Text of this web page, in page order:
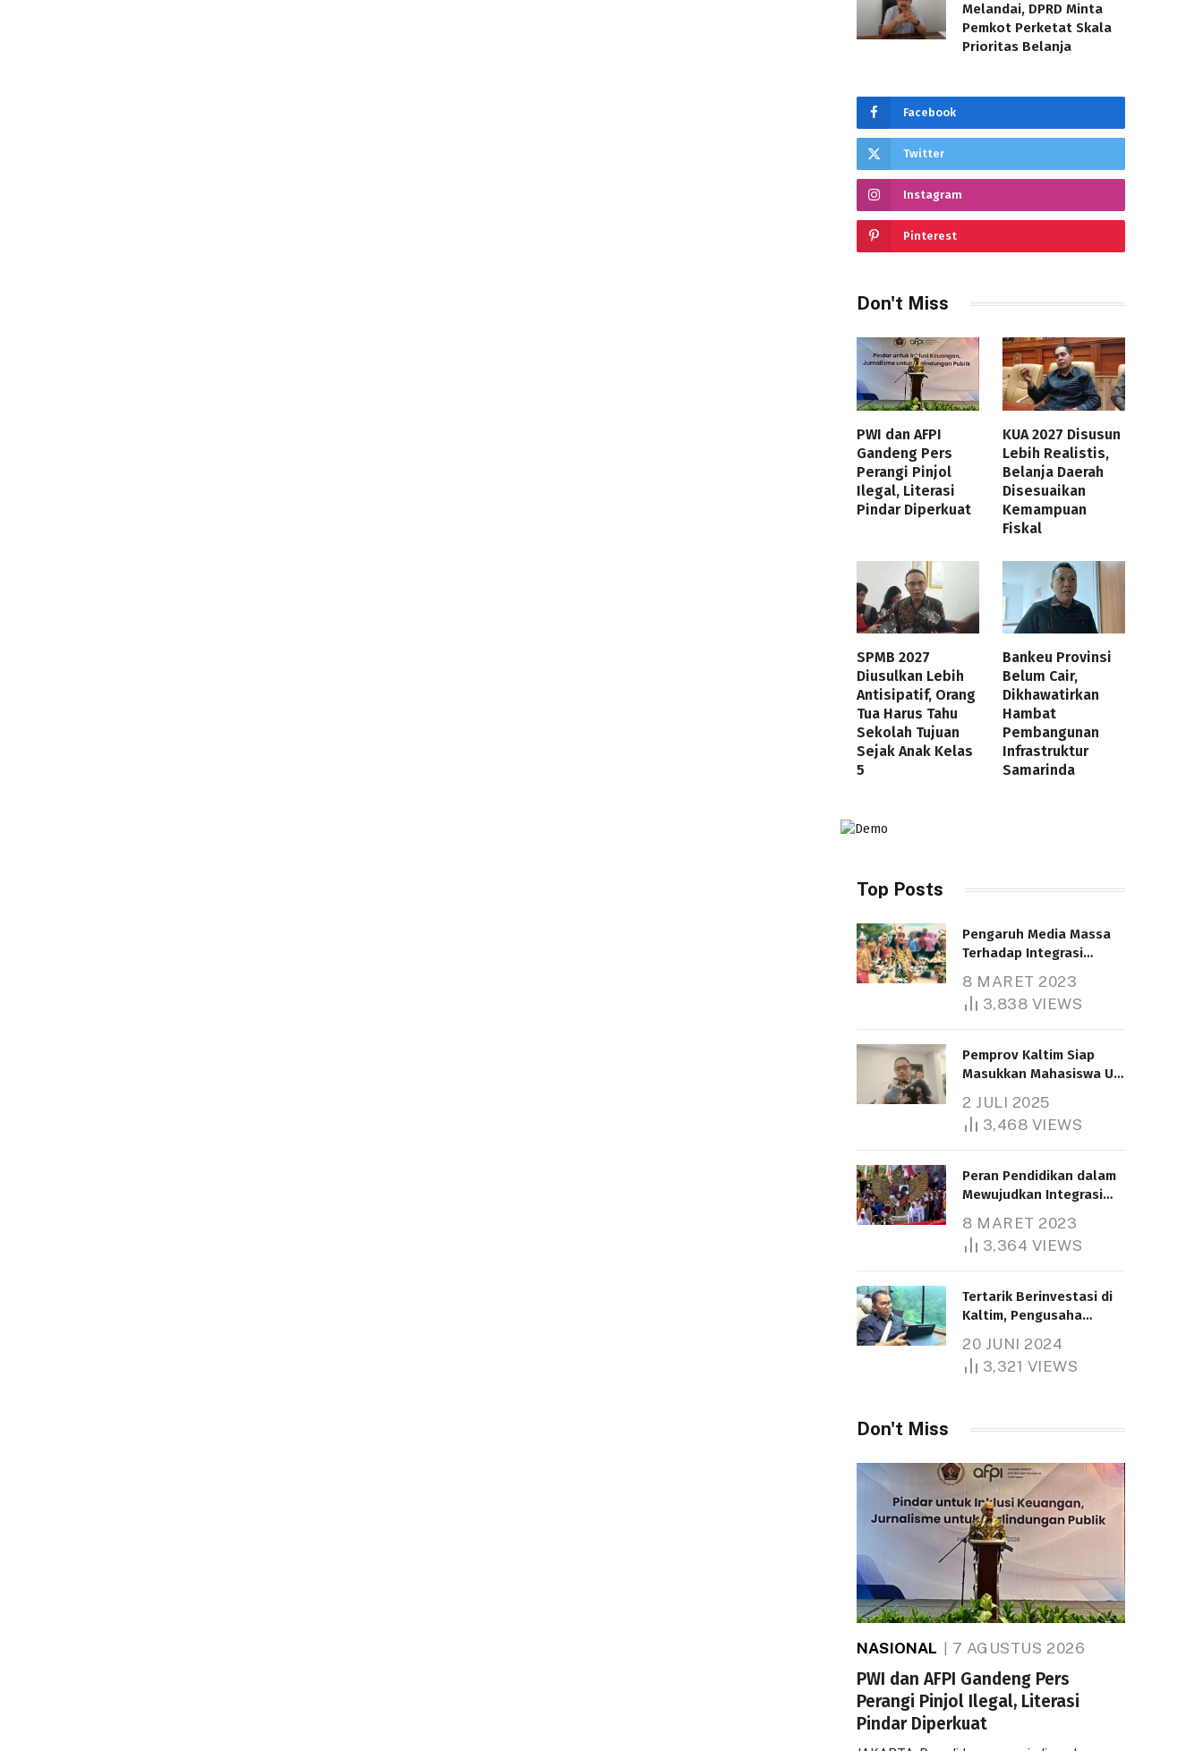
Melandai, DPRD Minta
Pemkot Perketat Skala
Prioritas Belanja
Facebook
Twitter
Instagram
Pinterest
Don't Miss
PWI dan AFPI
Gandeng Pers
Perangi Pinjol
Ilegal, Literasi
Pindar Diperkuat
KUA 2027 Disusun
Lebih Realistis,
Belanja Daerah
Disesuaikan
Kemampuan
Fiskal
SPMB 2027
Diusulkan Lebih
Antisipatif, Orang
Tua Harus Tahu
Sekolah Tujuan
Sejak Anak Kelas
5
Bankeu Provinsi
Belum Cair,
Dikhawatirkan
Hambat
Pembangunan
Infrastruktur
Samarinda
Top Posts
Pengaruh Media Massa
Terhadap Integrasi
8 MARET 2023
3,838 VIEWS
Pemprov Kaltim Siap
Masukkan Mahasiswa UT
Bantuan Pendidikan
Gratispol
2 JULI 2025
3,468 VIEWS
Peran Pendidikan dalam
Mewujudkan Integrasi
8 MARET 2023
3,364 VIEWS
Tertarik Berinvestasi di
Kaltim, Pengusaha
1.000 Hektare
20 JUNI 2024
3,321 VIEWS
Don't Miss
NASIONAL 7 AGUSTUS 2026
PWI dan AFPI Gandeng Pers
Perangi Pinjol Ilegal, Literasi
Pindar Diperkuat